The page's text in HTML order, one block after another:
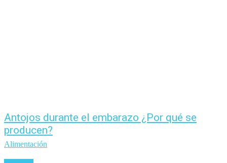
Antojos durante el embarazo ¿Por qué se
producen?
Alimentación